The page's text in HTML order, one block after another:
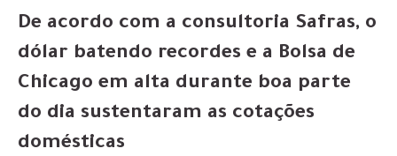
De acordo com a consultoria Safras, o
dólar batendo recordes e a Bolsa de
Chicago em alta durante boa parte
do dia sustentaram as cotações
domésticas